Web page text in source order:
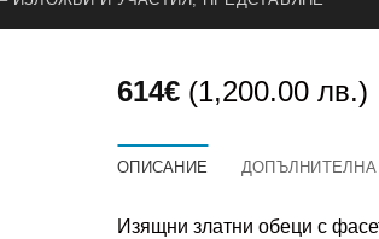
614€ (1,200.00 лв.)
ОПИСАНИЕ
Изящни златни обеци с